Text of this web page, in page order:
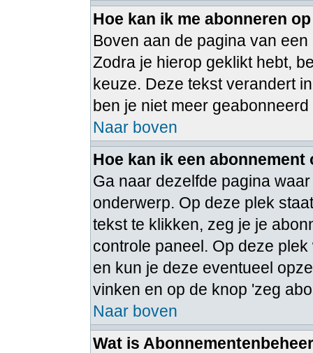
Hoe kan ik me abonneren
Boven aan de pagina van
Zodra je hierop geklikt hebt,
keuze. Deze tekst verandert
ben je niet meer
Naar boven
Hoe kan ik een abonnement
Ga naar dezelfde pagina
onderwerp. Op deze plek
tekst te klikken, zeg je je
controle paneel. Op deze
en kun je deze eventueel
vinken en op de knop 'zeg
Naar boven
Wat is